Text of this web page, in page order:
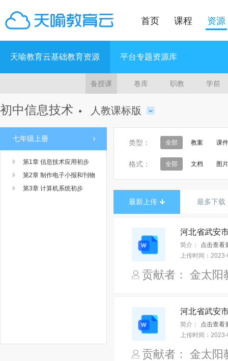
首页 课程 资源
天喻教育云基础教育资源 平台专题资源库
备授课 卷库 职教 学前
初中信息技术 ● 人教课标版
七年级上册
第1章 信息技术应用初步
第2章 制作电子小报和刊物
第3章 计算机系统初步
类型： 全部 教案 课件
格式： 全部 文档 图片
最新上传 最多下载
简介：
上传时间：
贡献者： 金太阳
简介：
上传时间：
贡献者： 金太阳